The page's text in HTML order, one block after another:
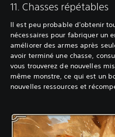
‎11. Chasses répétables
Il est peu probable d'obtenir
nécessaires pour fabriquer un
améliorer des armes après
avoir terminé une chasse,
vous trouverez de nouvelles
même monstre, ce qui est un
nouvelles ressources et